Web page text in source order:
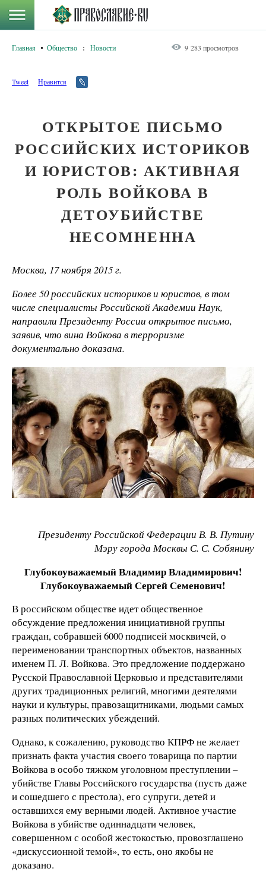
Главная Общество : Новости 9 283 просмотров
Tweet Нравится
ОТКРЫТОЕ ПИСЬМО
РОССИЙСКИХ ИСТОРИКОВ
И ЮРИСТОВ: АКТИВНАЯ
РОЛЬ ВОЙКОВА В
ДЕТОУБИЙСТВЕ
НЕСОМНЕННА
Москва, 17 ноября 2015 г.
Более 50 российских историков и юристов, в том
числе специалисты Российской Академии Наук,
направили Президенту России открытое письмо,
заявив, что вина Войкова в терроризме
документально доказана.
Президенту Российской Федерации В. В. Путину
Мэру города Москвы С. С. Собянину
Глубокоуважаемый Владимир Владимирович!
Глубокоуважаемый Сергей Семенович!
В российском обществе идет общественное
обсуждение предложения инициативной группы
граждан, собравшей 6000 подписей москвичей, о
переименовании транспортных объектов, названных
именем П. Л. Войкова. Это предложение поддержано
Русской Православной Церковью и представителями
других традиционных религий, многими деятелями
науки и культуры, правозащитниками, людьми самых
разных политических убеждений.
Однако, к сожалению, руководство КПРФ не желает
признать факта участия своего товарища по партии
Войкова в особо тяжком уголовном преступлении –
убийстве Главы Российского государства (пусть даже
и сошедшего с престола), его супруги, детей и
оставшихся ему верными людей. Активное участие
Войкова в убийстве одиннадцати человек,
совершенном с особой жестокостью, провозглашено
«дискуссионной темой», то есть, оно якобы не
доказано.